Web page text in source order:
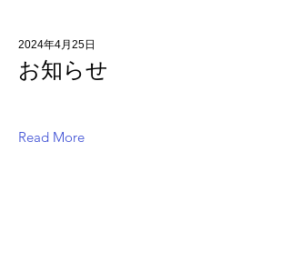
2024年4月25日
お知らせ
Read More